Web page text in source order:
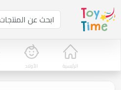
الرئيسية الأولاد